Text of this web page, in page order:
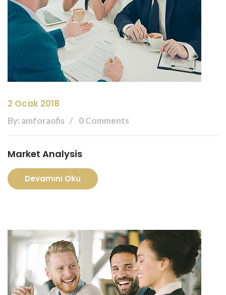
2 Ocak 2018
By: amforaofis 0 Comments
Market Analysis
Devamını Oku